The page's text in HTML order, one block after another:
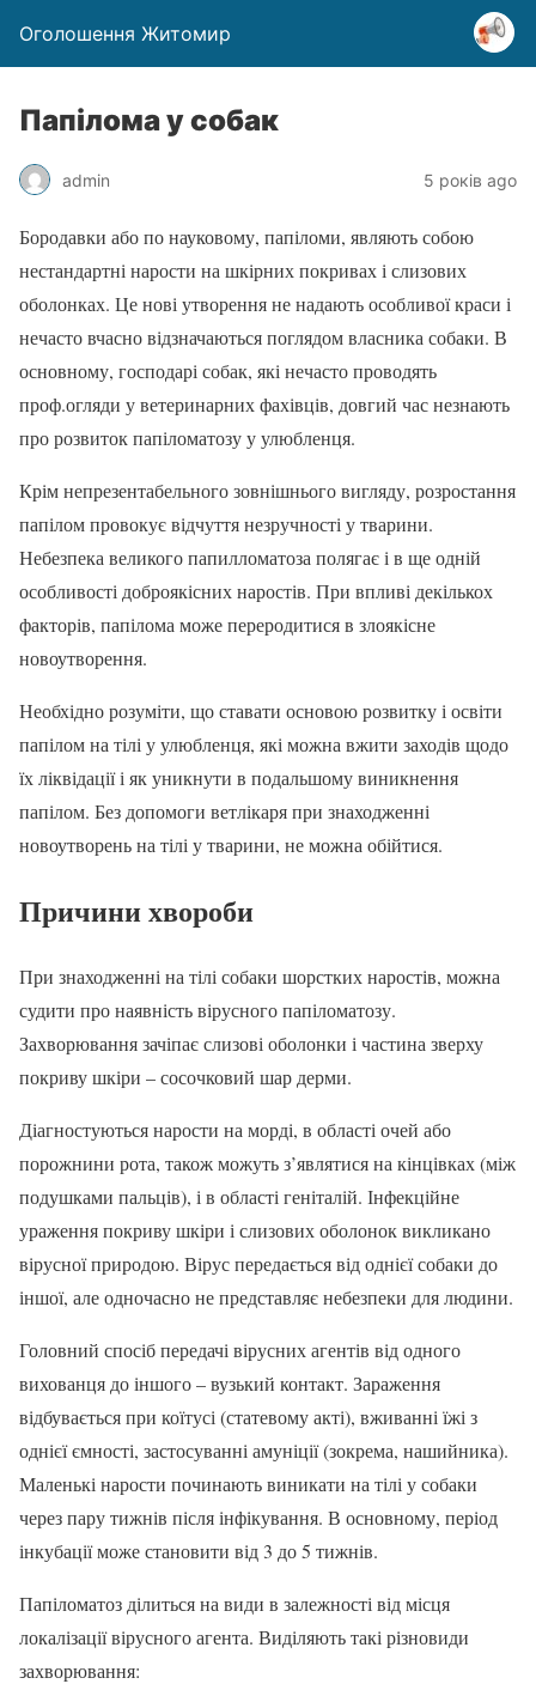
Оголошення Житомир
Папілома у собак
admin 5 років ago
Бородавки або по науковому, папіломи, являють собою
нестандартні нарости на шкірних покривах і слизових
оболонках. Це нові утворення не надають особливої краси і
нечасто вчасно відзначаються поглядом власника собаки. В
основному, господарі собак, які нечасто проводять
проф.огляди у ветеринарних фахівців, довгий час незнають
про розвиток папіломатозу у улюбленця.
Крім непрезентабельного зовнішнього вигляду, розростання
папілом провокує відчуття незручності у тварини.
Небезпека великого папилломатоза полягає і в ще одній
особливості доброякісних наростів. При впливі декількох
факторів, папілома може переродитися в злоякісне
новоутворення.
Необхідно розуміти, що ставати основою розвитку і освіти
папілом на тілі у улюбленця, які можна вжити заходів щодо
їх ліквідації і як уникнути в подальшому виникнення
папілом. Без допомоги ветлікаря при знаходженні
новоутворень на тілі у тварини, не можна обійтися.
Причини хвороби
При знаходженні на тілі собаки шорстких наростів, можна
судити про наявність вірусного папіломатозу.
Захворювання зачіпає слизові оболонки і частина зверху
покриву шкіри – сосочковий шар дерми.
Діагностуються нарости на морді, в області очей або
порожнини рота, також можуть з’являтися на кінцівках (між
подушками пальців), і в області геніталій. Інфекційне
ураження покриву шкіри і слизових оболонок викликано
вірусної природою. Вірус передається від однієї собаки до
іншої, але одночасно не представляє небезпеки для людини.
Головний спосіб передачі вірусних агентів від одного
вихованця до іншого – вузький контакт. Зараження
відбувається при коїтусі (статевому акті), вживанні їжі з
однієї ємності, застосуванні амуніції (зокрема, нашийника).
Маленькі нарости починають виникати на тілі у собаки
через пару тижнів після інфікування. В основному, період
інкубації може становити від 3 до 5 тижнів.
Папіломатоз ділиться на види в залежності від місця
локалізації вірусного агента. Виділяють такі різновиди
захворювання: